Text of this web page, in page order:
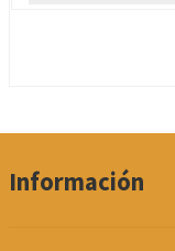
Información